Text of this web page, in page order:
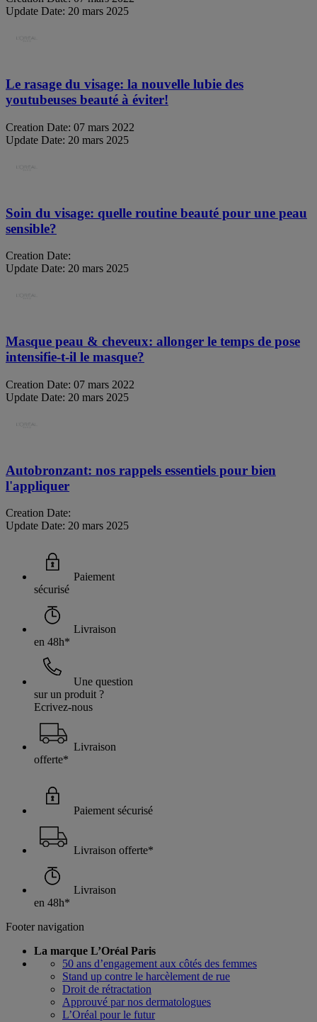
Update Date: 20 mars 2025
Le rasage du visage: la nouvelle lubie des
youtubeuses beauté à éviter!
Creation Date: 07 mars 2022
Update Date: 20 mars 2025
Soin du visage: quelle routine beauté pour une peau
sensible?
Creation Date:
Update Date: 20 mars 2025
Masque peau & cheveux: allonger le temps de pose
intensifie-t-il le masque?
Creation Date: 07 mars 2022
Update Date: 20 mars 2025
Autobronzant: nos rappels essentiels pour bien
l'appliquer
Creation Date:
Update Date: 20 mars 2025
Paiement
sécurisé
Livraison
en 48h*
Une question
sur un produit ?
Ecrivez-nous
Livraison
offerte*
Paiement sécurisé
Livraison offerte*
Livraison
en 48h*
Footer navigation
La marque L’Oréal Paris
50 ans d’engagement aux côtés des femmes
Stand up contre le harcèlement de rue
Droit de rétractation
Approuvé par nos dermatologues
L’Oréal pour le futur